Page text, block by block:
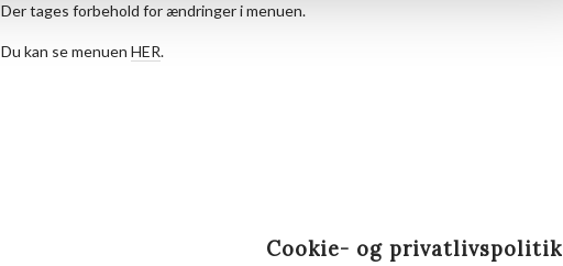
Der tages forbehold for ændringer i menuen.
Du kan se menuen HER.
Cookie- og privatlivspolitik